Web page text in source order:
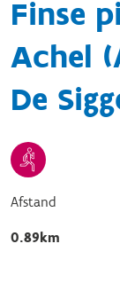
Finse
Achel
De
Afstand
0.89km